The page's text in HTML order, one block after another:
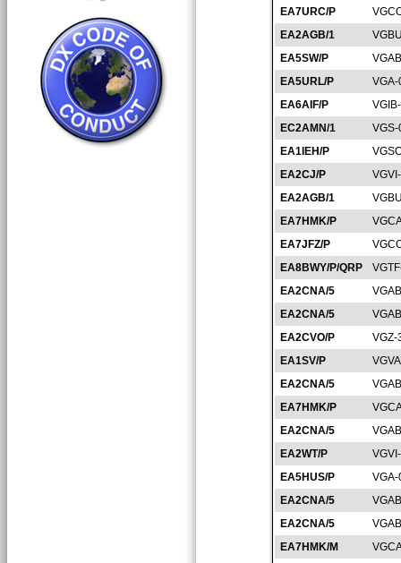
EA7URC/P
EA2AGB/1
EA5SW/P
EA5URL/P
EA6AIF/P
EC2AMN/1
EA1IEH/P
EA2CJ/P
EA2AGB/1
EA7HMK/P
EA7JFZ/P
EA8BWY/P/QRP
EA2CNA/5
EA2CNA/5
EA2CVO/P
VGZ-
EA1SV/P
EA2CNA/5
EA7HMK/P
EA2CNA/5
EA2WT/P
EA5HUS/P
EA2CNA/5
EA2CNA/5
EA7HMK/M